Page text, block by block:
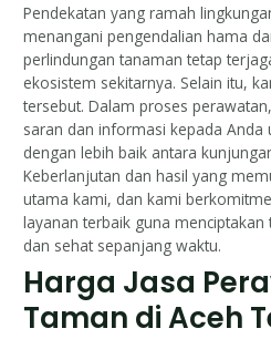
Pendekatan yang ramah
menangani pengendalian hama
perlindungan tanaman tetap
ekosistem sekitarnya. Selain itu,
tersebut. Dalam proses
saran dan informasi kepada
dengan lebih baik antara
Keberlanjutan dan hasil yang
utama kami, dan kami
layanan terbaik guna
dan sehat sepanjang waktu.
Harga Jasa
Taman di Aceh